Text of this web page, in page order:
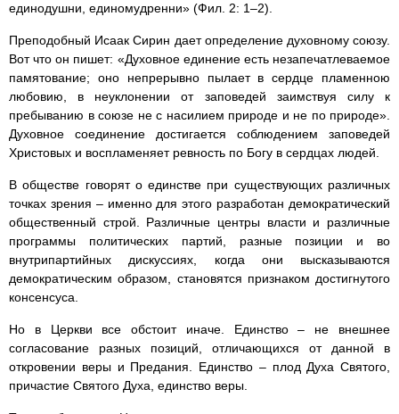
единодушни, единомудренни» (Фил. 2: 1–2).
Преподобный Исаак Сирин дает определение духовному союзу.
Вот что он пишет: «Духовное единение есть незапечатлеваемое
памятование; оно непрерывно пылает в сердце пламенною
любовию, в неуклонении от заповедей заимствуя силу к
пребыванию в союзе не с насилием природе и не по природе».
Духовное соединение достигается соблюдением заповедей
Христовых и воспламеняет ревность по Богу в сердцах людей.
В обществе говорят о единстве при существующих различных
точках зрения – именно для этого разработан демократический
общественный строй. Различные центры власти и различные
программы политических партий, разные позиции и во
внутрипартийных дискуссиях, когда они высказываются
демократическим образом, становятся признаком достигнутого
консенсуса.
Но в Церкви все обстоит иначе. Единство – не внешнее
согласование разных позиций, отличающихся от данной в
откровении веры и Предания. Единство – плод Духа Святого,
причастие Святого Духа, единство веры.